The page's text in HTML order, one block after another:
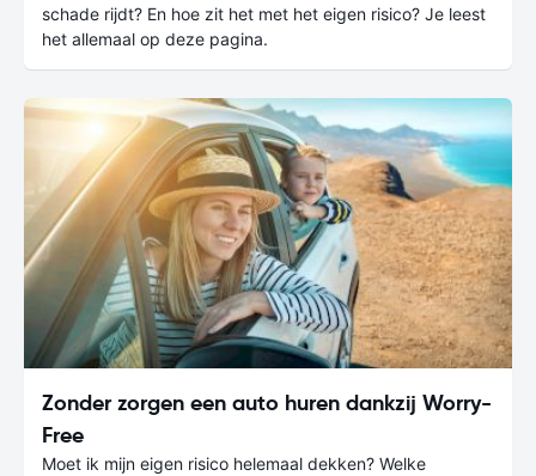
schade rijdt? En hoe zit het met het eigen risico? Je leest
het allemaal op deze pagina.
Zonder zorgen een auto huren dankzij Worry-
Free
Moet ik mijn eigen risico helemaal dekken? Welke